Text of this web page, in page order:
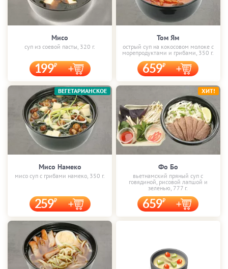
Мисо
суп из соевой пасты, 320 г.
199
Том Ям
острый суп на кокосовом молоке с
морепродуктами и грибами, 350 г.
659
Мисо Намеко
мисо суп с грибами намеко, 350 г.
259
ВЕГЕТАРИАНСКОЕ
Фо Бо
вьетнамский пряный суп с
говядиной, рисовой лапшой и
зеленью, 777 г.
659
ХИТ!